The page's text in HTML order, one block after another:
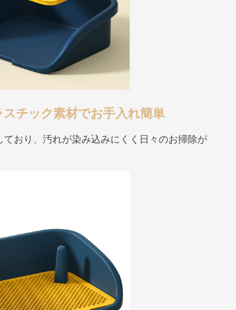
チック素材でお手入れ簡単
おり、汚れが染み込みにくく日々のお掃除が